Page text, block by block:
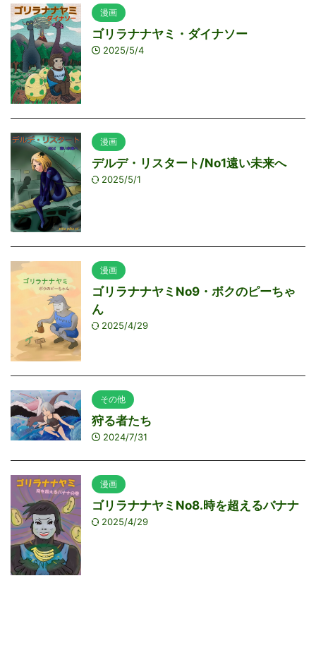
漫画
ゴリラナナヤミ・ダイナソー
2025/5/4
漫画
デルデ・リスタート/No1遠い未来へ
2025/5/1
漫画
ゴリラナナヤミNo9・ボクのピーちゃ
ん
2025/4/29
その他
狩る者たち
2024/7/31
漫画
ゴリラナナヤミNo8.時を超えるバナナ
2025/4/29